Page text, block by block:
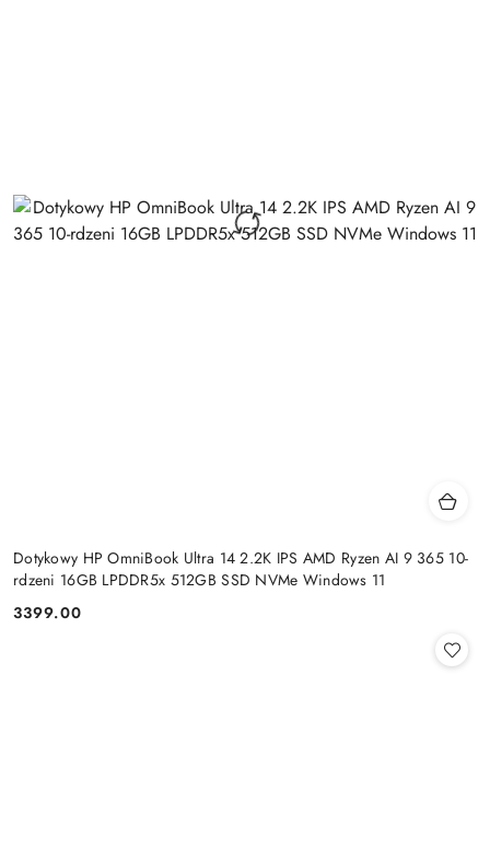
Dotykowy HP OmniBook Ultra 14 2.2K IPS AMD Ryzen AI 9 365 10-
rdzeni 16GB LPDDR5x 512GB SSD NVMe Windows 11
Cena:
3399.00